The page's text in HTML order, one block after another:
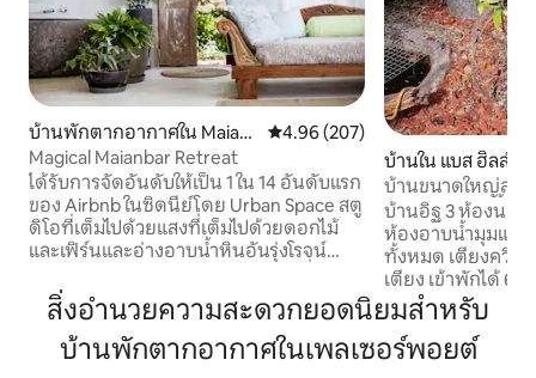
บ้านพักตากอากาศใน Maian
bar
คะแนนเฉลี่ย 4.96 จาก 5, 207 รีวิว
4.96 (207)
Magical Maianbar Retreat
ได้รับการจัดอันดับให้เป็น 1 ใน 14 อันดับแรก
ของ Airbnb ในซิดนีย์โดย Urban Space สตู
ดิโอที่เต็มไปด้วยแสงที่เต็มไปด้วยดอกไม้
และเฟิร์นและอ่างอาบน้ำหินอันรุ่งโรจน์
เข้าชายหาดจากประตูสวน สิ่งของจำเป็น
ทั้งหมด: ห้องน้ำในตัวครัวขนาดเล็กรวมถึง
ไมโครเวฟเครื่องปิ้งขนมปังเครื่องชงกาแฟ
และเหยือก บาร์บีคิวและแก๊สที่อยู่ติดกัน
บ้านใน แบส ฮิลล์
บ้านขนาดใหญ่สา
ผู้คนและสัตว์เลี้ยง
บ้านอิฐ 3 ห้องนอนกว้างขว
ห้องอาบน้ำมุมและ
ทั้งหมด เตียงควีนไซส์ 2 เตียงเตียงเดี่ยว 2
เตียง เข้าพักได้ 6 คนอย่างสะดวกสบาย
ยินดีต้อนรับสัตว์เลี้
รอบบ้าน ที่จอดรถบนถนนสำหรับ 2 คันเดิน
1 นาทีถึง Crest
สิ่งอำนวยความสะดวกยอดนิยมสำหรับ
บ้านพักตากอากาศในเพลเซอร์พอยต์